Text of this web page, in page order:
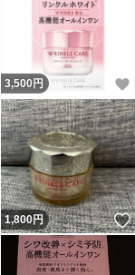
いいね！
3,500 円
いいね！
1,800円